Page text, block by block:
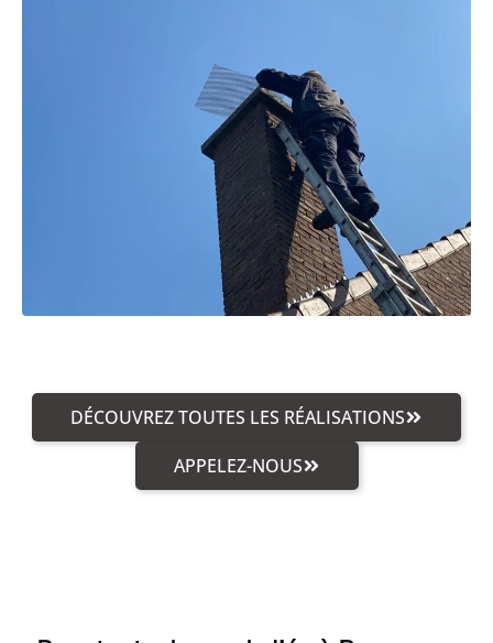
DÉCOUVREZ TOUTES LES RÉALISATIONS
APPELEZ-NOUS